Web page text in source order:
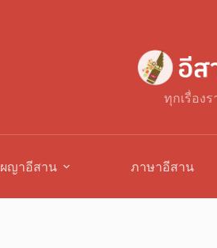
ทุกเรื่อง
ผญาอีสาน ภาษาอีสาน